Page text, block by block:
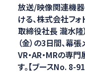
放送/映像関連機器
ける、株式会社フ
取締役社長 瀧水隆
（金）の3日間、幕
VR・AR・MRの専
す。【ブースNo. 8-91